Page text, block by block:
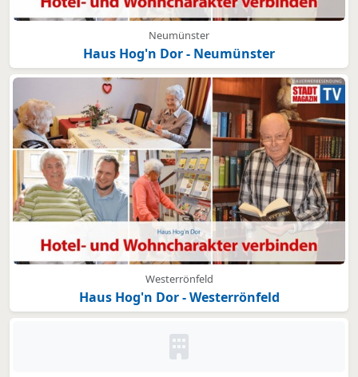
Neumünster
Haus Hog'n Dor - Neumünster
Westerrönfeld
Haus Hog'n Dor - Westerrönfeld
Kein Bild oder Logo hinterlegt